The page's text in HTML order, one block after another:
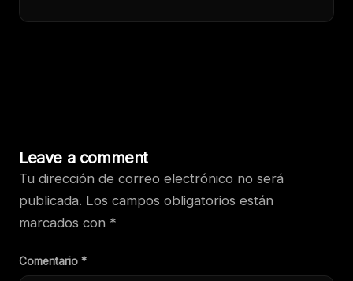
Leave a comment
Tu dirección de correo electrónico no será
publicada. Los campos obligatorios están
marcados con *
Comentario *